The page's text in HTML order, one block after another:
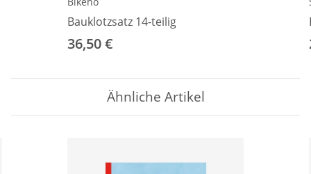
Bauklotzsatz 14-teilig
36,50 €
Ähnliche Artikel